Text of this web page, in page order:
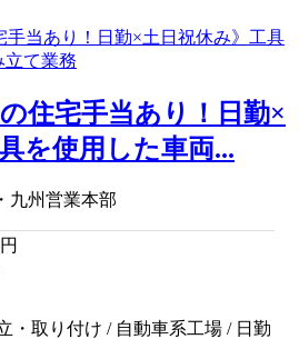
の住宅手当あり！日勤×
を使用した車両...
九州営業本部
円
・取り付け / 自動車系工場 / 日勤